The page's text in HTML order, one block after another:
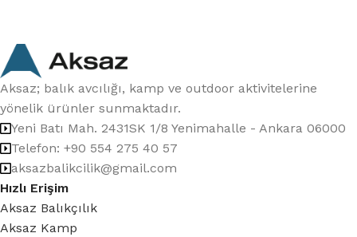
Aksaz; balık avcılığı, kamp ve outdoor aktivitelerine
yönelik ürünler sunmaktadır.
Yeni Batı Mah. 2431SK 1/8 Yenimahalle - Ankara 06000
Telefon: +90 554 275 40 57
aksazbalikcilik@gmail.com
Hızlı Erişim
Aksaz Balıkçılık
Aksaz Kamp